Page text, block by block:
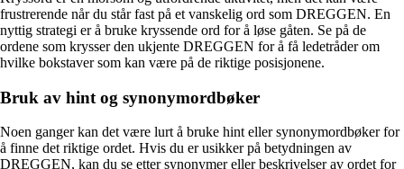
frustrerende når du står fast på et vanskelig ord som DREGGEN. En
nyttig strategi er å bruke kryssende ord for å løse gåten. Se på de
ordene som krysser den ukjente DREGGEN for å få ledetråder om
hvilke bokstaver som kan være på de riktige posisjonene.
Bruk av hint og synonymordbøker
Noen ganger kan det være lurt å bruke hint eller synonymordbøker for
å finne det riktige ordet. Hvis du er usikker på betydningen av
DREGGEN, kan du se etter synonymer eller beskrivelser av ordet for